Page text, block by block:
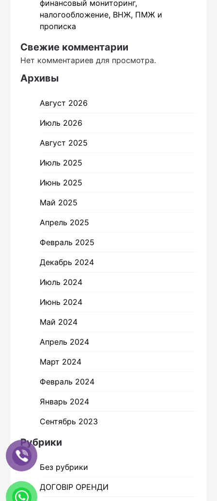
финансовый мониторинг,
налогообложение, ВНЖ, ПМЖ и
прописка
Свежие комментарии
Нет комментариев для просмотра.
Архивы
Август 2026
Июль 2026
Август 2025
Июль 2025
Июнь 2025
Май 2025
Апрель 2025
Февраль 2025
Декабрь 2024
Июль 2024
Июнь 2024
Май 2024
Апрель 2024
Март 2024
Февраль 2024
Январь 2024
Сентябрь 2023
Рубрики
Без рубрики
ДОГОВІР ОРЕНДИ